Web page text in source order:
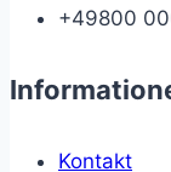
+49800
Kontakt